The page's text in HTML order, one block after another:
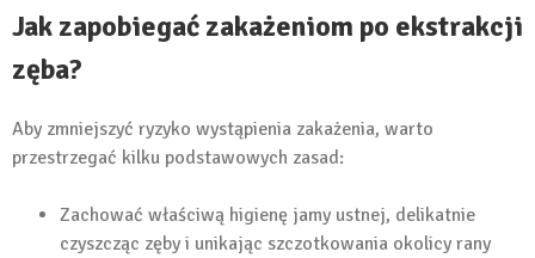
Jak zapobiegać zakażeniom po ekstrakcji
zęba?
Aby zmniejszyć ryzyko wystąpienia zakażenia, warto
przestrzegać kilku podstawowych zasad:
Zachować właściwą higienę jamy ustnej, delikatnie
czyszcząc zęby i unikając szczotkowania okolicy rany